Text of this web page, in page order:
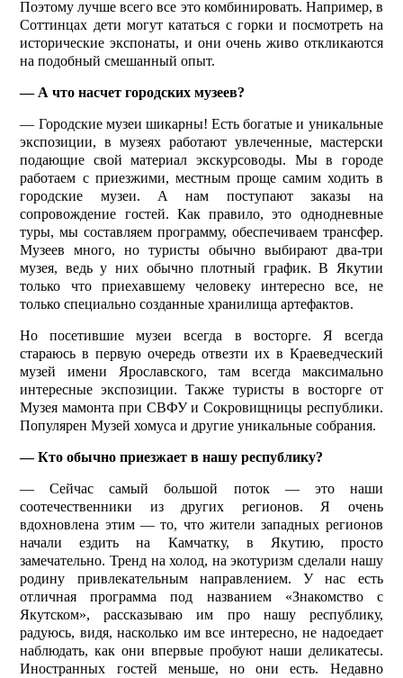
Поэтому лучше всего все это комбинировать. Например, в
Соттинцах дети могут кататься с горки и посмотреть на
исторические экспонаты, и они очень живо откликаются
на подобный смешанный опыт.
— А что насчет городских музеев?
— Городские музеи шикарны! Есть богатые и уникальные
экспозиции, в музеях работают увлеченные, мастерски
подающие свой материал экскурсоводы. Мы в городе
работаем с приезжими, местным проще самим ходить в
городские музеи. А нам поступают заказы на
сопровождение гостей. Как правило, это однодневные
туры, мы составляем программу, обеспечиваем трансфер.
Музеев много, но туристы обычно выбирают два-три
музея, ведь у них обычно плотный график. В Якутии
только что приехавшему человеку интересно все, не
только специально созданные хранилища артефактов.
Но посетившие музеи всегда в восторге. Я всегда
стараюсь в первую очередь отвезти их в Краеведческий
музей имени Ярославского, там всегда максимально
интересные экс­позиции. Также туристы в восторге от
Музея мамонта при СВФУ и Сокровищницы республики.
Популярен Музей хомуса и другие уникальные собрания.
— Кто обычно приезжает в нашу республику?
— Сейчас самый большой поток — это наши
соотечественники из других регионов. Я очень
вдохновлена этим — то, что жители западных регионов
начали ездить на Камчатку, в Якутию, просто
замечательно. Тренд на холод, на экотуризм сделали нашу
родину привлекательным направлением. У нас есть
отличная программа под названием «Знакомство с
Якутском», рассказываю им про нашу республику,
радуюсь, видя, насколько им все интересно, не надоедает
наблюдать, как они впервые пробуют наши деликатесы.
Иностранных гостей меньше, но они есть. Недавно